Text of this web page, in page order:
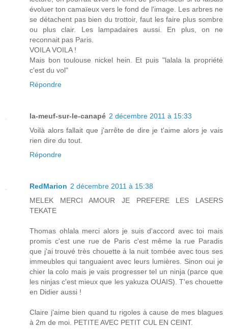
évoluer ton camaïeux vers le fond de l'image. Les arbres ne
se détachent pas bien du trottoir, faut les faire plus sombre
ou plus clair. Les lampadaires aussi. En plus, on ne
reconnait pas Paris.
VOILA VOILA !
Mais bon toulouse nickel hein. Et puis "lalala la propriété
c'est du vol"
Répondre
la-meuf-sur-le-canapé 2 décembre 2011 à 15:33
Voilà alors fallait que j'arrête de dire je t'aime alors je vais
rien dire du tout.
Répondre
RedMarion 2 décembre 2011 à 15:38
MELEK MERCI AMOUR JE PREFERE LES LASERS
TEKATE
Thomas ohlala merci alors je suis d'accord avec toi mais
promis c'est une rue de Paris c'est même la rue Paradis
que j'ai trouvé très chouette à la nuit tombée avec tous ses
immeubles qui tanguaient avec leurs lumières. Sinon oui je
chier la colo mais je vais progresser tel un ninja (parce que
les ninjas c'est mieux que les yakuza OUAIS). T'es chouette
en Didier aussi !
Claire j'aime bien quand tu rigoles à cause de mes blagues
à 2m de moi. PETITE AVEC PETIT CUL EN CEINT.